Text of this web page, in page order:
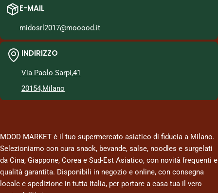
E-MAIL
midosrl2017@mooood.it
INDIRIZZO
Via Paolo Sarpi,41
20154,Milano
MOOD MARKET è il tuo supermercato asiatico di fiducia a Milano.
Selezioniamo con cura snack, bevande, salse, noodles e surgelati
da Cina, Giappone, Corea e Sud-Est Asiatico, con novità frequenti e
qualità garantita. Disponibili in negozio e online, con consegna
locale e spedizione in tutta Italia, per portare a casa tua il vero